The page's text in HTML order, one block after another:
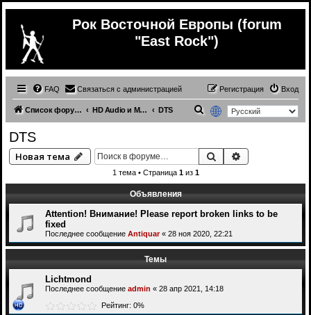
Рок Восточной Европы (forum
"East Rock")
FAQ Связаться с администрацией Вход
Регистрация
Список форумов HD Audio и Многоканальная Музыка DTS
с
DTS
Новая тема Поиск
1 тема • Страница 1из 1
Объявления
Attention! Внимание! Please report broken links to be
fixed
Последнее сообщение Antiquar« 28 ноя 2020, 22:21
Темы
Lichtmond
Последнее сообщение admin « 28 апр 2021, 14:18
Рейтинг: 0%